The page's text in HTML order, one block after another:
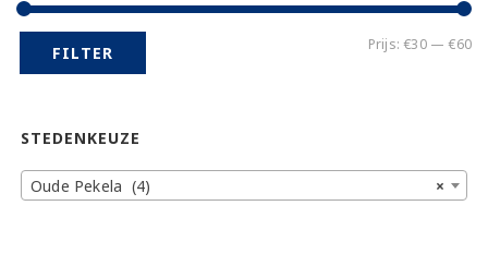
FILTER Prijs:€30—€60
STEDENKEUZE
×
Oude Pekela (4)